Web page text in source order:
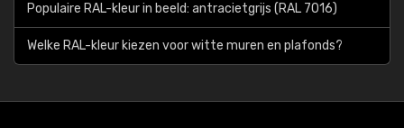
Populaire RAL-kleur in beeld: antracietgrijs (RAL 7016)
Welke RAL-kleur kiezen voor witte muren en plafonds?